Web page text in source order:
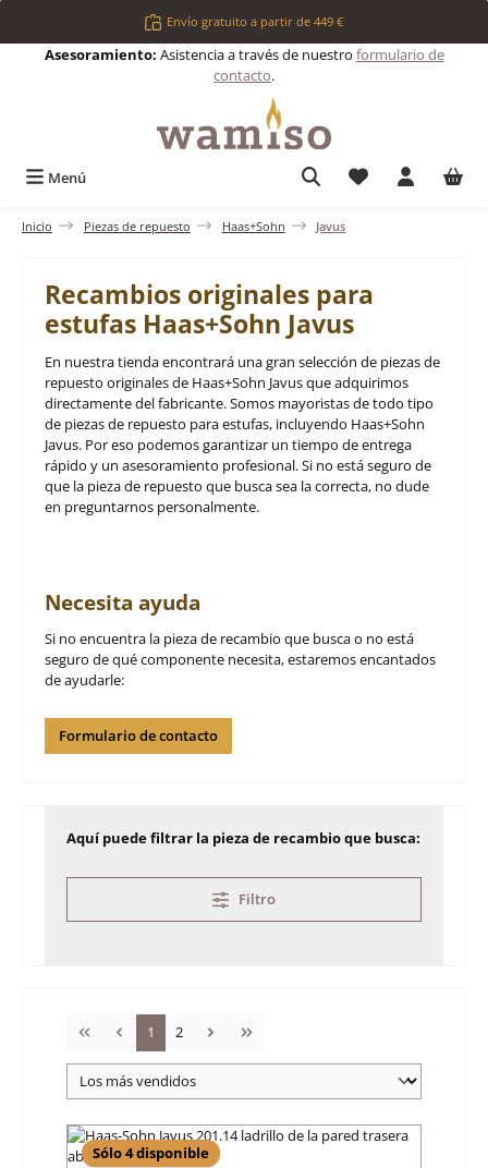
Saltar al contenido principalEnvío gratuito a partir de 449 €
Asesoramiento: Asistencia a través de nuestro formulario de
contacto.
Menú Tienes 0
Inicio Piezas de repuesto Haas+Sohn Javus
Recambios originales para
estufas Haas+Sohn Javus
En nuestra tienda encontrará una gran selección de piezas de
repuesto originales de Haas+Sohn Javus que adquirimos
directamente del fabricante. Somos mayoristas de todo tipo
de piezas de repuesto para estufas, incluyendo Haas+Sohn
Javus. Por eso podemos garantizar un tiempo de entrega
rápido y un asesoramiento profesional. Si no está seguro de
que la pieza de repuesto que busca sea la correcta, no dude
en preguntarnos personalmente.
Necesita ayuda
Si no encuentra la pieza de recambio que busca o no está
seguro de qué componente necesita, estaremos encantados
de ayudarle:
Formulario de contacto
Aquí puede filtrar la pieza de recambio que busca:
Filtro
Página
1 Página
2
Sólo 4 disponible